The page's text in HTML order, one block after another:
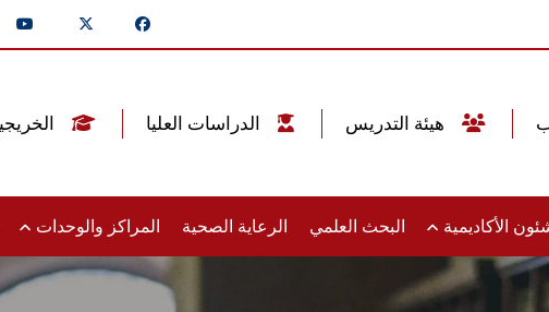
الأكاديمية البحث العلمي الرعاية الصحية المراكز والوحدات